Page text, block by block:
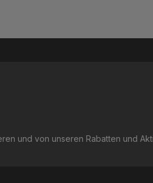
und von unseren Rabatten und